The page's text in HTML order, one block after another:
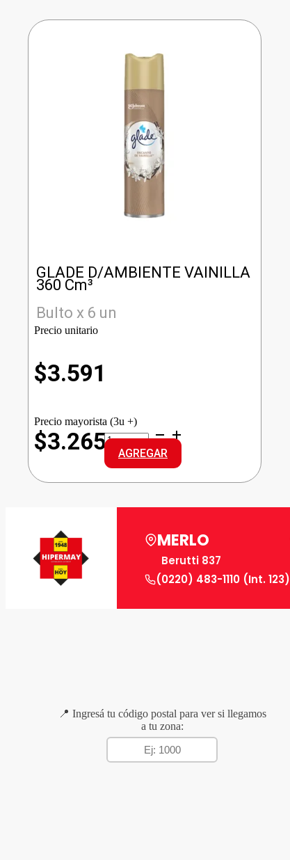
GLADE D/AMBIENTE VAINILLA
360 Cm³
Bulto x 6 un
Precio unitario
$3.591
Precio mayorista (3u +)
$3.265GLADE
D/AMBIENTE
VAINILLA
cantidad
AGREGAR
MERLO
Berutti 837
(0220) 483-1110 (Int. 123)
📍 Ingresá tu código postal para ver si llegamos
a tu zona: